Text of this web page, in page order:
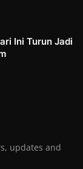
Ini Turun Jadi
updates and